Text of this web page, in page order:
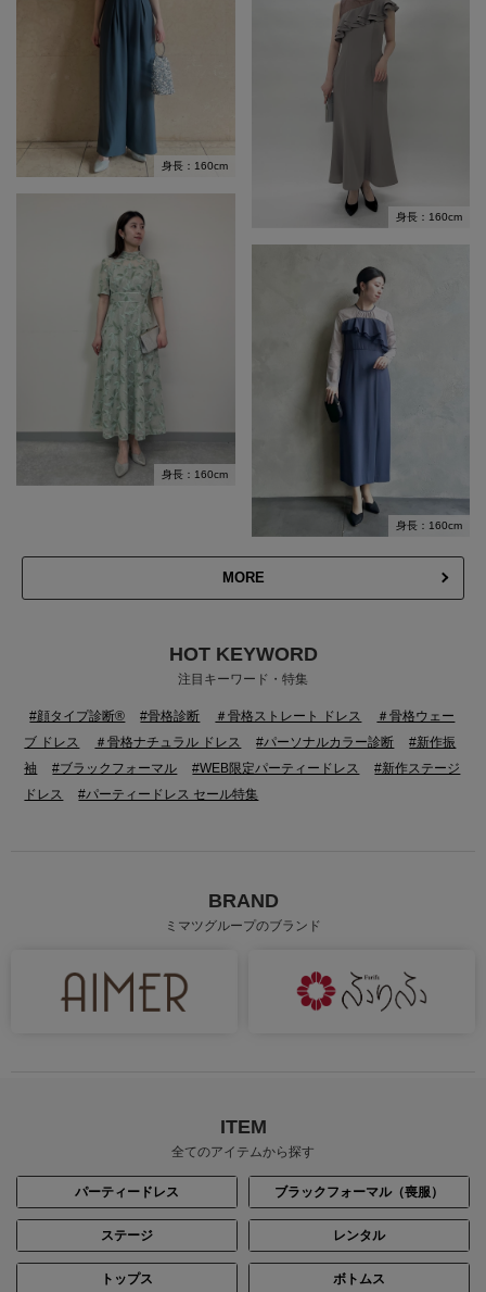
身長：160cm
身長：160cm
身長：160cm
身長：160cm
MORE
HOT KEYWORD
注目キーワード・特集
#顔タイプ診断® #骨格診断 ＃骨格ストレート ドレス
＃骨格ウェー
ブ ドレス
＃骨格ナチュラル ドレス #パーソナルカラー診断
#新作振
袖
#ブラックフォーマル #WEB限定パーティードレス
#新作ステージ
ドレス
#パーティードレス セール特集
BRAND
ミマツグループのブランド
ITEM
全てのアイテムから探す
パーティードレス ブラックフォーマル（喪服）
ステージ レンタル
トップス ボトムス